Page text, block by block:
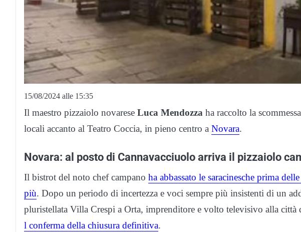
15/08/2024 alle 15:35
Il maestro pizzaiolo novarese Luca Mendozza ha raccolto la
locali accanto al Teatro Coccia, in pieno centro a Novara.
Novara: al posto di Cannavacciuolo arriva il pizzaiolo
Il bistrot del noto chef campano ha abbassato le saracinesche prima
più. Dopo un periodo di incertezza e voci sempre più insistenti di un
pluristellata Villa Crespi a Orta, imprenditore e volto televisivo alla città
l conferma della chiusura definitiva.